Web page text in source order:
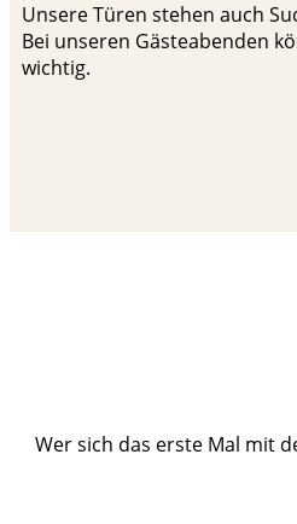
Unsere Türen stehen auch
Bei unseren Gästeabenden
wichtig.
Wer sich das erste Mal mit